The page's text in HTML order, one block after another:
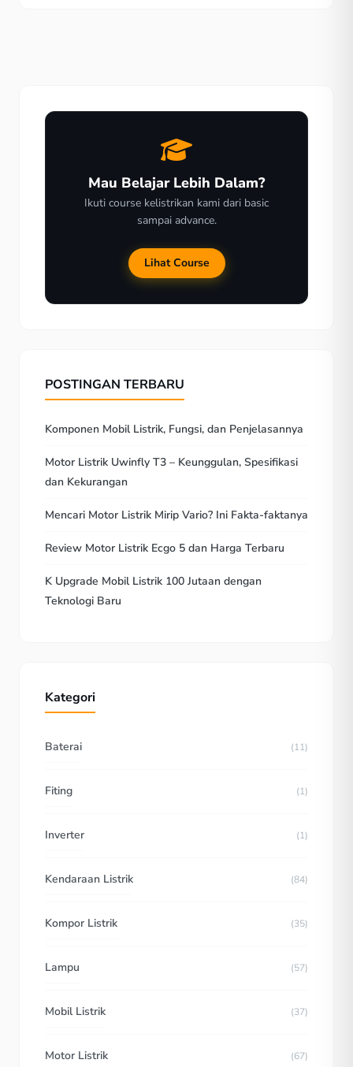
Mau Belajar Lebih Dalam?
Ikuti course kelistrikan kami dari basic
sampai advance.
Lihat Course
POSTINGAN TERBARU
Komponen Mobil Listrik, Fungsi, dan Penjelasannya
Motor Listrik Uwinfly T3 – Keunggulan, Spesifikasi
dan Kekurangan
Mencari Motor Listrik Mirip Vario? Ini Fakta-faktanya
Review Motor Listrik Ecgo 5 dan Harga Terbaru
K Upgrade Mobil Listrik 100 Jutaan dengan
Teknologi Baru
Kategori
Baterai (11)
Fiting (1)
Inverter (1)
Kendaraan Listrik (84)
Kompor Listrik (35)
Lampu (57)
Mobil Listrik (37)
Motor Listrik (67)